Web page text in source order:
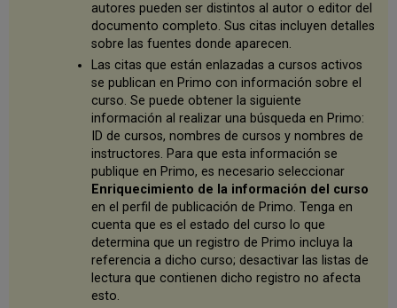
autores pueden ser distintos al autor o editor del
documento completo. Sus citas incluyen detalles
sobre las fuentes donde aparecen.
Las citas que están enlazadas a cursos activos
se publican en Primo con información sobre el
curso. Se puede obtener la siguiente
información al realizar una búsqueda en Primo:
ID de cursos, nombres de cursos y nombres de
instructores. Para que esta información se
publique en Primo, es necesario seleccionar
Enriquecimiento de la información del curso
en el perfil de publicación de Primo. Tenga en
cuenta que es el estado del curso lo que
determina que un registro de Primo incluya la
referencia a dicho curso; desactivar las listas de
lectura que contienen dicho registro no afecta
esto.